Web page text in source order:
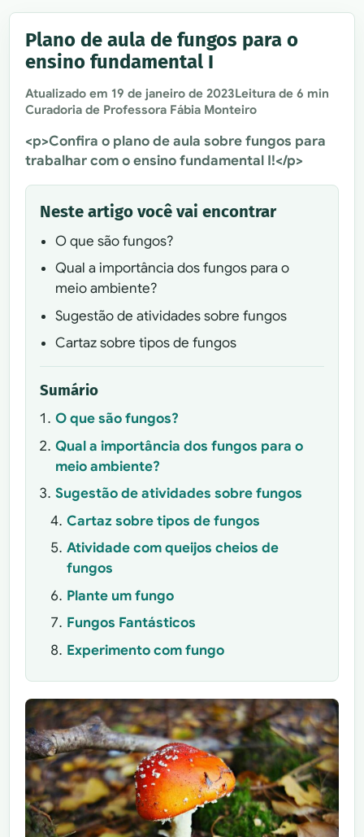
Plano de aula de fungos para o
ensino fundamental I
Atualizado em19 de janeiro de 2023Leitura de 6 min
Curadoria de Professora Fábia Monteiro
<p>Confira o plano de aula sobre fungos para
trabalhar com o ensino fundamental I!</p>
Neste artigo você vai encontrar
O que são fungos?
Qual a importância dos fungos para o
meio ambiente?
Sugestão de atividades sobre fungos
Cartaz sobre tipos de fungos
Sumário
O que são fungos?
Qual a importância dos fungos para o
meio ambiente?
Sugestão de atividades sobre fungos
Cartaz sobre tipos de fungos
Atividade com queijos cheios de
fungos
Plante um fungo
Fungos Fantásticos
Experimento com fungo